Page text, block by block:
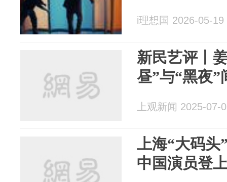
i理想国 2026-05-19
新民艺评丨
昼”与“黑夜”
上观新闻 2025-07-
上海“大码头
中国演员登